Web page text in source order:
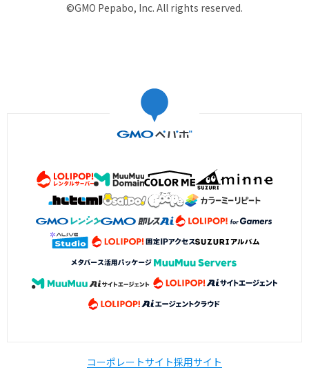
©GMO Pepabo, Inc. All rights reserved.
コーポレートサイト採用サイト